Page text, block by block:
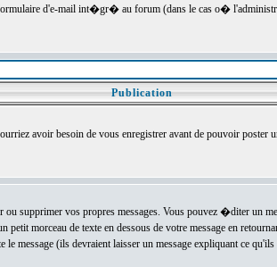
d'e-mail int�gr� au forum (dans le cas o�
Publication
avoir besoin de vous enregistrer avant de pouvoir
supprimer vos propres messages. Vous pouvez �diter un
morceau de texte en dessous de votre message en
(ils devraient laisser un message expliquant ce